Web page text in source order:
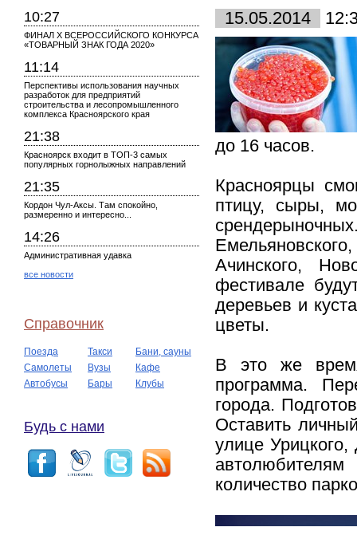
10:27
ФИНАЛ X ВСЕРОССИЙСКОГО КОНКУРСА
«ТОВАРНЫЙ ЗНАК ГОДА 2020»
11:14
Перспективы использования научных
разработок для предприятий
строительства и лесопромышленного
комплекса Красноярского края
21:38
Красноярск входит в ТОП-3 самых
популярных горнолыжных направлений
21:35
Кордон Чул-Аксы. Там спокойно,
размеренно и интересно...
14:26
Административная удавка
все новости
Справочник
Поезда Такси
Бани, сауны
Самолеты
Вузы
Кафе
Автобусы
Бары Клубы
Будь с нами
15.05.2014
до 16 часов.
Красноярцы
птицу, сыры,
Ачинского,
фестивале
деревьев и
цветы.
В это же
программа.
города.
Оставить
улице
количество